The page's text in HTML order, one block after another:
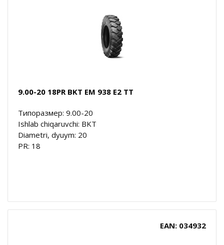
9.00-20 18PR BKT EM 938 E2 TT
Типоразмер: 9.00-20
Ishlab chiqaruvchi: BKT
Diametri, dyuym: 20
PR: 18
EAN: 034932